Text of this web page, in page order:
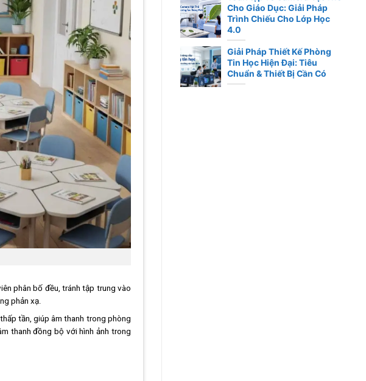
phân bố đều, tránh tập trung vào
phản xạ.
tần, giúp âm thanh trong phòng
thanh đồng bộ với hình ảnh trong
Cho Giáo Dục: Giải Pháp
Trình Chiếu Cho Lớp Học
4.0
Giải Pháp Thiết Kế Phòng
Tin Học Hiện Đại: Tiêu
Chuẩn & Thiết Bị Cần Có